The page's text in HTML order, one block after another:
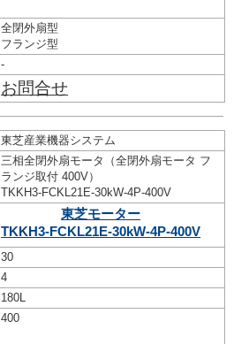
全閉外扇型
フランジ型
-
お問合せ
東芝産業機器システム
三相全閉外扇モータ（全閉外扇モータ フ
ランジ取付 400V）
TKKH3-FCKL21E-30kW-4P-400V
東芝モーター
TKKH3-FCKL21E-30kW-4P-400V
30
4
180L
400